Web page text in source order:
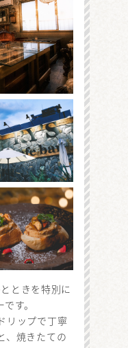
ときを特別に
す。
リップで丁寧
、焼きたての